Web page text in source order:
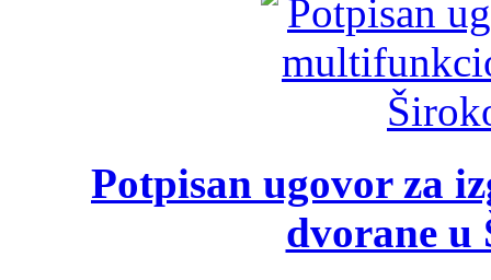
Potpisan ugovor za
dvorane u